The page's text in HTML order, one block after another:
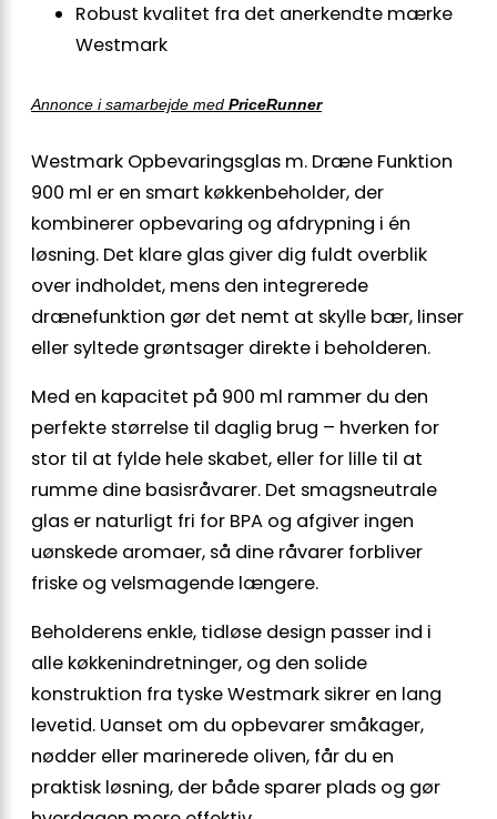
Robust kvalitet fra det anerkendte mærke
Westmark
Annonce i samarbejde med PriceRunner
Westmark Opbevaringsglas m. Dræne Funktion
900 ml er en smart køkkenbeholder, der
kombinerer opbevaring og afdrypning i én
løsning. Det klare glas giver dig fuldt overblik
over indholdet, mens den integrerede
drænefunktion gør det nemt at skylle bær, linser
eller syltede grøntsager direkte i beholderen.
Med en kapacitet på 900 ml rammer du den
perfekte størrelse til daglig brug – hverken for
stor til at fylde hele skabet, eller for lille til at
rumme dine basisråvarer. Det smagsneutrale
glas er naturligt fri for BPA og afgiver ingen
uønskede aromaer, så dine råvarer forbliver
friske og velsmagende længere.
Beholderens enkle, tidløse design passer ind i
alle køkkenindretninger, og den solide
konstruktion fra tyske Westmark sikrer en lang
levetid. Uanset om du opbevarer småkager,
nødder eller marinerede oliven, får du en
praktisk løsning, der både sparer plads og gør